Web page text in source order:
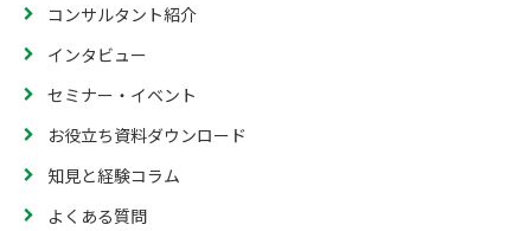
コンサルタント紹介
インタビュー
セミナー・イベント
お役立ち資料ダウンロード
知見と経験コラム
よくある質問